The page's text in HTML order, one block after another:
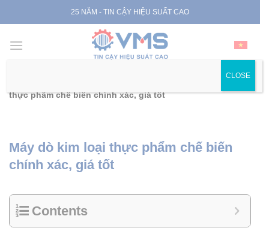
to
25 NĂM - TIN CẬY HIỆU SUẤT CAO
Máy dò kim loại
thực phẩm chế biến chính xác, giá tốt
Máy dò kim loại thực phẩm chế biến
chính xác, giá tốt
Contents
CLOSE